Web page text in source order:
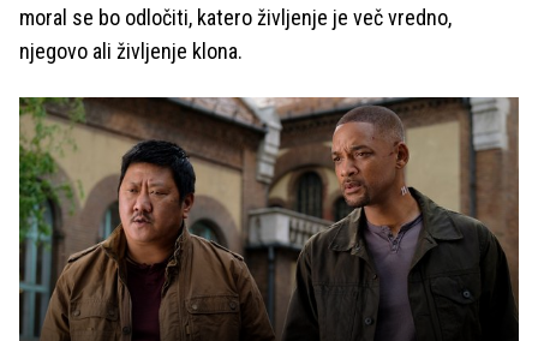
moral se bo odločiti, katero življenje je več vredno,
njegovo ali življenje klona.